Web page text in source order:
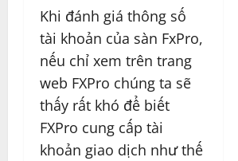
Khi đánh giá thông số
tài khoản của sàn FxPro,
nếu chỉ xem trên trang
web FXPro chúng ta sẽ
thấy rất khó để biết
FXPro cung cấp tài
khoản giao dịch như thế